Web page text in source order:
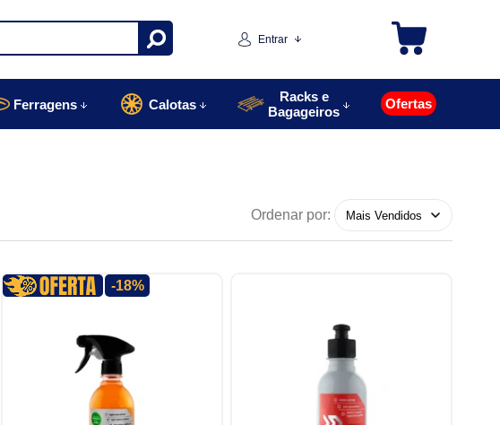
Entrar
Ferragens Calotas
Racks e
Bagageiros
Ofertas
Ordenar por:
-18%